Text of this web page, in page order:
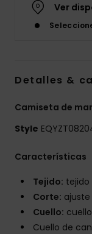
Ver
Detalles &
Camiseta de
Style
Características
Tejido: tejido
Corte:
Cuello:
Cuello de